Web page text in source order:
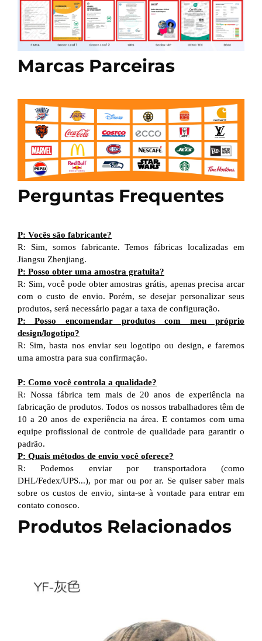
Marcas Parceiras
Perguntas Frequentes
P: Vocês são fabricante?
R: Sim, somos fabricante. Temos fábricas localizadas em
Jiangsu Zhenjiang.
P: Posso obter uma amostra gratuita?
R: Sim, você pode obter amostras grátis, apenas precisa arcar
com o custo de envio. Porém, se desejar personalizar seus
produtos, será necessário pagar a taxa de configuração.
P: Posso encomendar produtos com meu próprio
design/logotipo?
R: Sim, basta nos enviar seu logotipo ou design, e faremos
uma amostra para sua confirmação.
P: Como você controla a qualidade?
R: Nossa fábrica tem mais de 20 anos de experiência na
fabricação de produtos. Todos os nossos trabalhadores têm de
10 a 20 anos de experiência na área. E contamos com uma
equipe profissional de controle de qualidade para garantir o
padrão.
P: Quais métodos de envio você oferece?
R: Podemos enviar por transportadora (como
DHL/Fedex/UPS...), por mar ou por ar. Se quiser saber mais
sobre os custos de envio, sinta-se à vontade para entrar em
contato conosco.
Produtos Relacionados